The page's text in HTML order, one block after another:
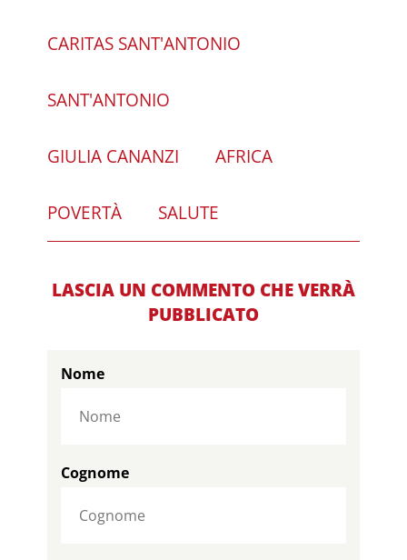
CARITAS SANT'ANTONIO
SANT'ANTONIO
GIULIA CANANZI AFRICA
POVERTÀ SALUTE
LASCIA UN COMMENTO CHE VERRÀ
PUBBLICATO
Nome
Cognome